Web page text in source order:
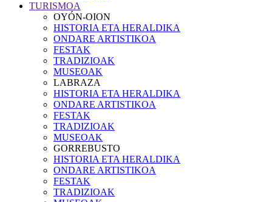
TURISMOA
OYÓN-OION
HISTORIA ETA HERALDIKA
ONDARE ARTISTIKOA
FESTAK
TRADIZIOAK
MUSEOAK
LABRAZA
HISTORIA ETA HERALDIKA
ONDARE ARTISTIKOA
FESTAK
TRADIZIOAK
MUSEOAK
GORREBUSTO
HISTORIA ETA HERALDIKA
ONDARE ARTISTIKOA
FESTAK
TRADIZIOAK